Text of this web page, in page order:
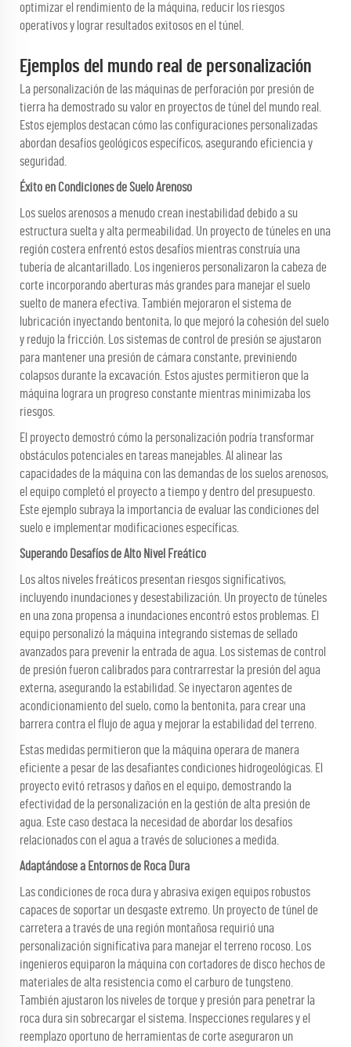
optimizar el rendimiento de la máquina, reducir los riesgos
operativos y lograr resultados exitosos en el túnel.
Ejemplos del mundo real de personalización
La personalización de las máquinas de perforación por presión de
tierra ha demostrado su valor en proyectos de túnel del mundo real.
Estos ejemplos destacan cómo las configuraciones personalizadas
abordan desafíos geológicos específicos, asegurando eficiencia y
seguridad.
Éxito en Condiciones de Suelo Arenoso
Los suelos arenosos a menudo crean inestabilidad debido a su
estructura suelta y alta permeabilidad. Un proyecto de túneles en una
región costera enfrentó estos desafíos mientras construía una
tubería de alcantarillado. Los ingenieros personalizaron la cabeza de
corte incorporando aberturas más grandes para manejar el suelo
suelto de manera efectiva. También mejoraron el sistema de
lubricación inyectando bentonita, lo que mejoró la cohesión del suelo
y redujo la fricción. Los sistemas de control de presión se ajustaron
para mantener una presión de cámara constante, previniendo
colapsos durante la excavación. Estos ajustes permitieron que la
máquina lograra un progreso constante mientras minimizaba los
riesgos.
El proyecto demostró cómo la personalización podría transformar
obstáculos potenciales en tareas manejables. Al alinear las
capacidades de la máquina con las demandas de los suelos arenosos,
el equipo completó el proyecto a tiempo y dentro del presupuesto.
Este ejemplo subraya la importancia de evaluar las condiciones del
suelo e implementar modificaciones específicas.
Superando Desafíos de Alto Nivel Freático
Los altos niveles freáticos presentan riesgos significativos,
incluyendo inundaciones y desestabilización. Un proyecto de túneles
en una zona propensa a inundaciones encontró estos problemas. El
equipo personalizó la máquina integrando sistemas de sellado
avanzados para prevenir la entrada de agua. Los sistemas de control
de presión fueron calibrados para contrarrestar la presión del agua
externa, asegurando la estabilidad. Se inyectaron agentes de
acondicionamiento del suelo, como la bentonita, para crear una
barrera contra el flujo de agua y mejorar la estabilidad del terreno.
Estas medidas permitieron que la máquina operara de manera
eficiente a pesar de las desafiantes condiciones hidrogeológicas. El
proyecto evitó retrasos y daños en el equipo, demostrando la
efectividad de la personalización en la gestión de alta presión de
agua. Este caso destaca la necesidad de abordar los desafíos
relacionados con el agua a través de soluciones a medida.
Adaptándose a Entornos de Roca Dura
Las condiciones de roca dura y abrasiva exigen equipos robustos
capaces de soportar un desgaste extremo. Un proyecto de túnel de
carretera a través de una región montañosa requirió una
personalización significativa para manejar el terreno rocoso. Los
ingenieros equiparon la máquina con cortadores de disco hechos de
materiales de alta resistencia como el carburo de tungsteno.
También ajustaron los niveles de torque y presión para penetrar la
roca dura sin sobrecargar el sistema. Inspecciones regulares y el
reemplazo oportuno de herramientas de corte aseguraron un